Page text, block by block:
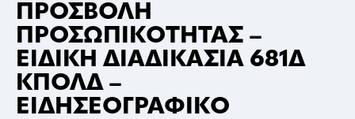
ΠΡΟΣΒΟΛΗ
ΠΡΟΣΩΠΙΚΟΤΗΤΑΣ –
ΕΙΔΙΚΗ ΔΙΑΔΙΚΑΣΙΑ 681Δ
ΚΠΟΛΔ –
ΕΙΔΗΣΕΟΓΡΑΦΙΚΟ